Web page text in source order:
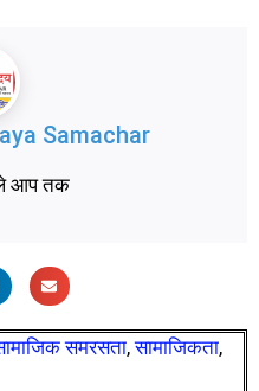
Samachar
आप तक
समरसता,सामाजिकता,